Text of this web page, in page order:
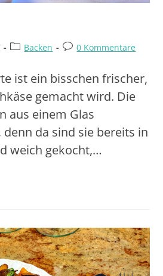
Backen 0 Kommentare
ist ein bisschen frischer,
gemacht wird. Die
aus einem Glas
da sind sie bereits in
weich gekocht,…